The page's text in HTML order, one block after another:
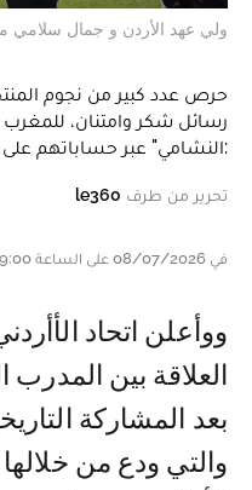
ولي عهد الأردن و جمال سلامي
حرص عدد كبير من نجوم
رسائل شكر وامتنان،
:النشامي" عبر حساباتهم على
تحرير من طرف le360
في 08/07/2026 على الساعة 09:00
ووأعلن اتحاد الأأردني لكرة القدم، عن انتهاء
العلاقة بين
بعد المشاركة
والتي ودع من